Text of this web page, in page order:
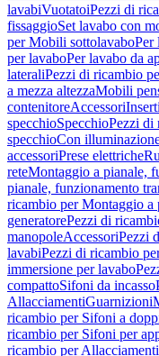
lavabiVuotatoiPezzi di
fissaggioSet lavabo con
per Mobili sottolavaboPer
per lavaboPer lavabo da
lateraliPezzi di ricambio
a mezza altezzaMobili
contenitoreAccessori
specchioSpecchioPezzi di
specchioCon
accessoriPrese elettriche
reteMontaggio a pianale,
pianale, funzionamento
ricambio per Montaggio a
generatorePezzi di
manopoleAccessoriPezzi
lavabiPezzi di ricambio
immersione per lavabo
compattoSifoni da incasso
AllacciamentiGuarnizioni
ricambio per Sifoni a
ricambio per Sifoni per
ricambio per Allacciamenti